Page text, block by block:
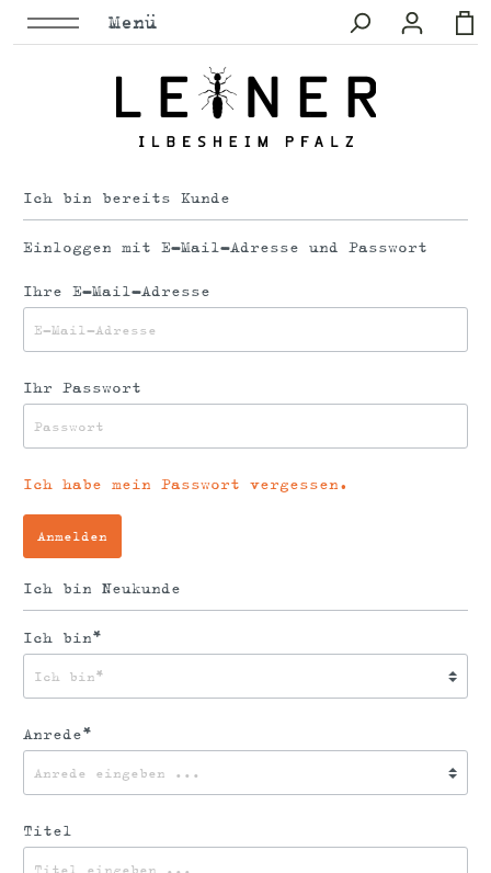
Menü
Ich bin bereits Kunde
Einloggen mit E-Mail-Adresse und Passwort
Ihre E-Mail-Adresse
Ihr Passwort
Ich habe mein Passwort vergessen.
Anmelden
Ich bin Neukunde
Ich bin*
Anrede*
Titel